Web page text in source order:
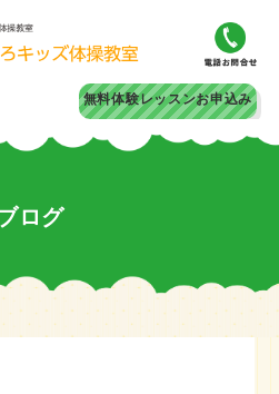
無料体験レッスンお申込み
ログ